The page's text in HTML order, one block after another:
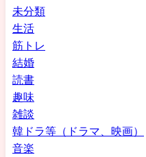
未分類
生活
筋トレ
結婚
読書
趣味
雑談
韓ドラ等（ドラマ、映画）
音楽